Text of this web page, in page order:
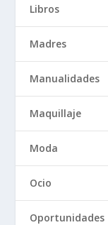
Libros
Madres
Manualidades
Maquillaje
Moda
Ocio
Oportunidades